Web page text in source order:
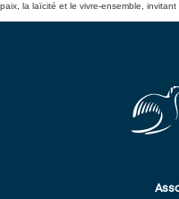
paix, la laïcité et le vivre-ensemble,